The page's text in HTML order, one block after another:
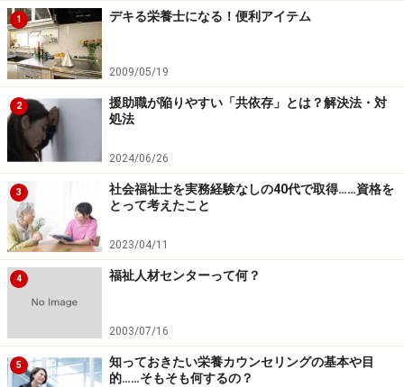
1 デキる栄養士になる！便利アイテム
2009/05/19
2
援助職が陥りやすい「共依存」とは？解決法・対
処法
2024/06/26
3
社会福祉士を実務経験なしの40代で取得……資格を
とって考えたこと
2023/04/11
4 福祉人材センターって何？
2003/07/16
5
知っておきたい栄養カウンセリングの基本や目
的……そもそも何するの？